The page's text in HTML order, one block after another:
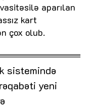
aparılan
kart
çox olub.
sistemində
yeni